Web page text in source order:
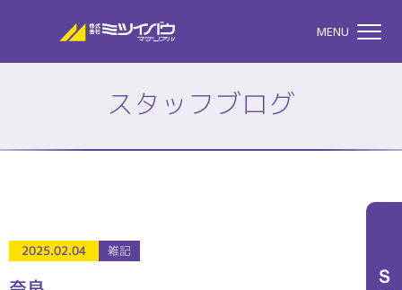
株式会社ミツイバウマテリア
MENU
私たちのこと
スタッフブログ
2025.02.04 雑記